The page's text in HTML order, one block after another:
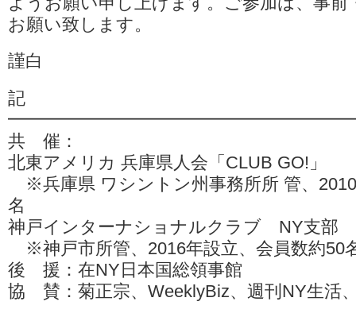
お願い致します。
謹白
記
共 催：
北東アメリカ 兵庫県人会「CLUB GO!」
※兵庫県 ワシントン州事務所所 管、
名
神戸インターナショナルクラブ NY支部
※神戸市所管、2016年設立、会員数約50
後 援：在NY日本国総領事館
協 賛：菊正宗、WeeklyBiz、週刊NY生活